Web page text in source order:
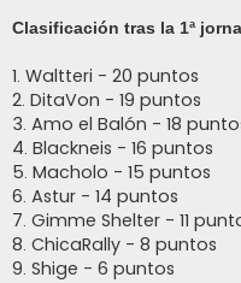
Clasificación tras la 1ª
1. Waltteri - 20 puntos
2. DitaVon - 19 puntos
3. Amo el Balón - 18
4. Blackneis - 16 puntos
5. Macholo - 15 puntos
6. Astur - 14 puntos
7. Gimme Shelter - 11
8. ChicaRally - 8 puntos
9. Shige - 6 puntos